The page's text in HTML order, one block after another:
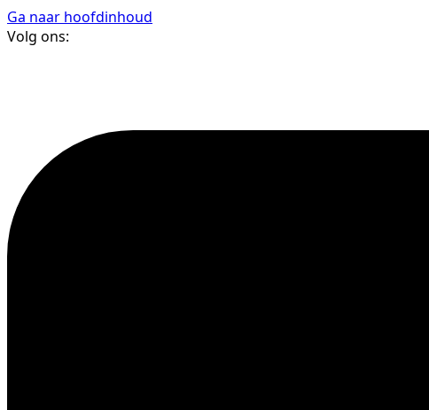
Ga naar hoofdinhoud
Volg ons: